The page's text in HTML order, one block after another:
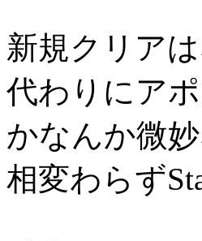
新規クリアは
代わりにア
かなんか微妙
相変わらず